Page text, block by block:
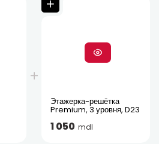
Этажерка-решётка
Premium, 3 уровня, D23
1 050 mdl